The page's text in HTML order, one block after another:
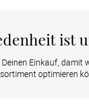
ist
Einkauf, damit
optimieren